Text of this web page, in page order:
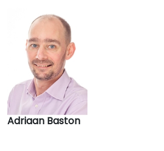
Adriaan Baston